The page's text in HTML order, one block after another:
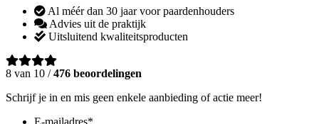
Al méér dan 30 jaar voor paardenhouders
Advies uit de praktijk
Uitsluitend kwaliteitsproducten
8 van 10 /476 beoordelingen
Schrijf je in en mis geen enkele aanbieding of actie meer!
E-mailadres*